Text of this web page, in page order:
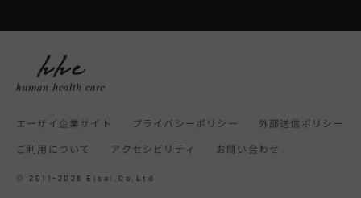
エーザイ企業サイト プライバシーポリシー
外部送信ポリシー
ご利用について
アクセシビリティ お問い合わせ
© 2011-2026 Eisai.Co.Ltd